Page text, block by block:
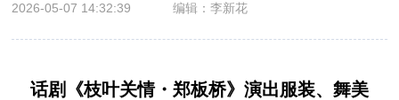
2026-05-07 14:32:39 编辑：李新花
话剧《枝叶关情・郑板桥》演出服装、舞美